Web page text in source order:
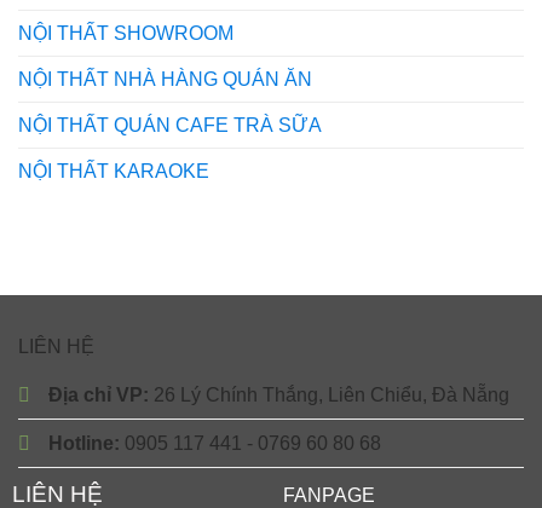
NỘI THẤT SHOWROOM
NỘI THẤT NHÀ HÀNG QUÁN ĂN
NỘI THẤT QUÁN CAFE TRÀ SỮA
NỘI THẤT KARAOKE
LIÊN HỆ
Địa chỉ VP: 26 Lý Chính Thắng, Liên Chiểu, Đà Nẵng
Hotline: 0905 117 441 - 0769 60 80 68
LIÊN HỆ FANPAGE